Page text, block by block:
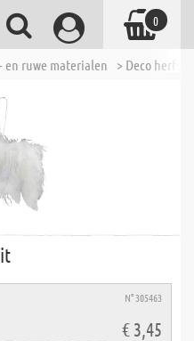
en ruwe materialen > Deco
N° 305463
€ 3,45
0